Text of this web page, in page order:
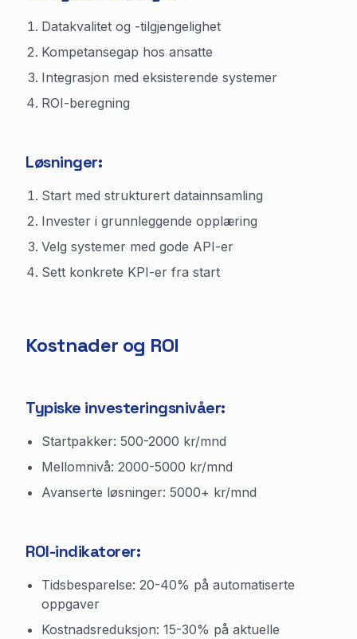
Datakvalitet og -tilgjengelighet
Kompetansegap hos ansatte
Integrasjon med eksisterende systemer
ROI-beregning
Løsninger:
Start med strukturert datainnsamling
Invester i grunnleggende opplæring
Velg systemer med gode API-er
Sett konkrete KPI-er fra start
Kostnader og ROI
Typiske investeringsnivåer:
Startpakker: 500-2000 kr/mnd
Mellomnivå: 2000-5000 kr/mnd
Avanserte løsninger: 5000+ kr/mnd
ROI-indikatorer:
Tidsbesparelse: 20-40% på automatiserte
oppgaver
Kostnadsreduksjon: 15-30% på aktuelle